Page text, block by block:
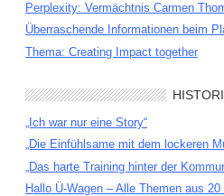
Perplexity: Vermächtnis Carmen
Überraschende Informationen beim
Thema: Creating Impact together
„Ich war nur eine Story“
„Die Einfühlsame mit dem lockeren
„Das harte Training hinter der
Hallo Ü-Wagen – Alle Themen aus